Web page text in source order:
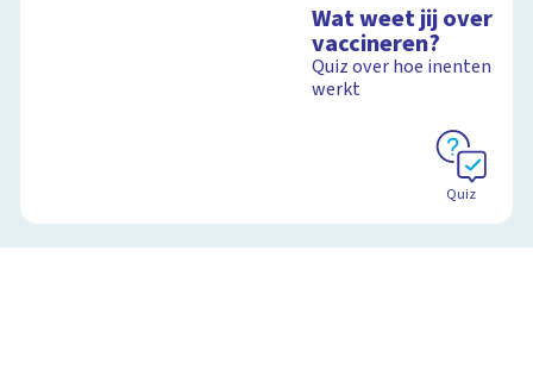
Wat weet jij over
vaccineren?
Quiz over hoe inenten
werkt
Quiz